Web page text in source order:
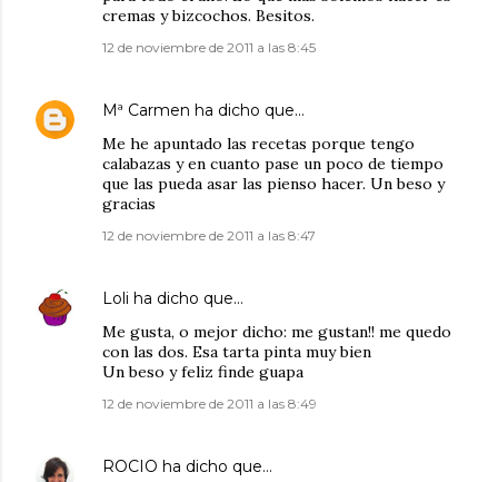
cremas y bizcochos. Besitos.
12 de noviembre de 2011 a las 8:45
Mª Carmen ha dicho que…
Me he apuntado las recetas porque tengo
calabazas y en cuanto pase un poco de tiempo
que las pueda asar las pienso hacer. Un beso y
gracias
12 de noviembre de 2011 a las 8:47
Loli ha dicho que…
Me gusta, o mejor dicho: me gustan!! me quedo
con las dos. Esa tarta pinta muy bien
Un beso y feliz finde guapa
12 de noviembre de 2011 a las 8:49
ROCIO ha dicho que…